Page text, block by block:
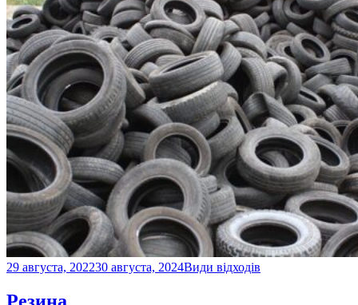
29 августа, 202230 августа, 2024Види відходів
Резина